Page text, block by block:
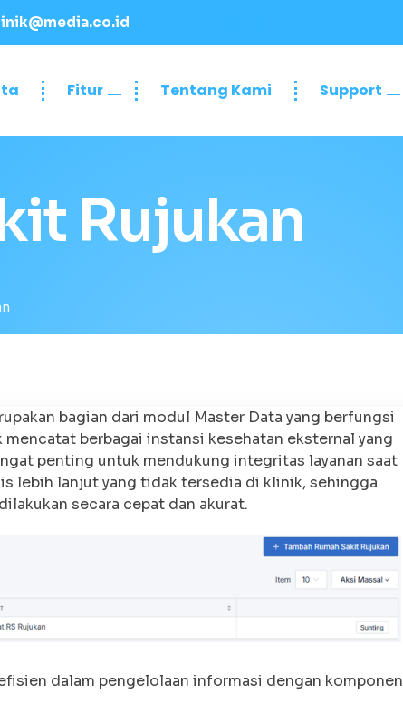
Fitur Tentang Kami Support
Rujukan
bagian dari modul Master Data yang berfungsi
berbagai instansi kesehatan eksternal yang
penting untuk mendukung integritas layanan saat
lebih lanjut yang tidak tersedia di klinik, sehingga
secara cepat dan akurat.
dalam pengelolaan informasi dengan komponen